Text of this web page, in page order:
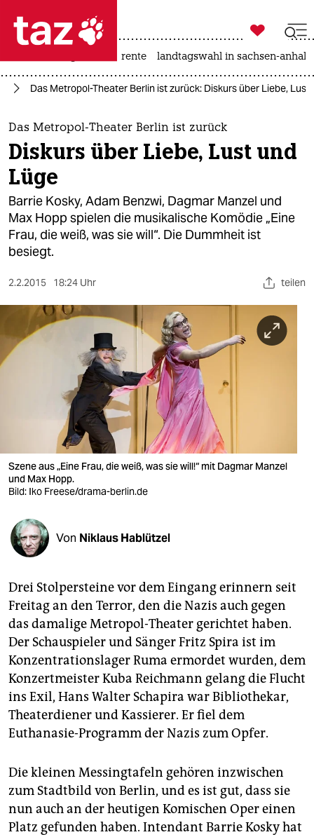
 taz zahl ich
taz zahl ich
themen
politik
öko
gesellschaft
kultur
sport
berlin
nord
veranstaltungen
shop
fragen & hilfe
unterstützen
genossenschaft
epaper login

taz zahl ich
rente landtagswahl in sachsen-anhalt
Das Metropol-Theater Berlin ist zurück: Diskurs über Liebe, Lust
Das Metropol-Theater Berlin ist zurück
Diskurs über Liebe, Lust und
Lüge
Barrie Kosky, Adam Benzwi, Dagmar Manzel und
Max Hopp spielen die musikalische Komödie „Eine
Frau, die weiß, was sie will“. Die Dummheit ist
besiegt.
2.2.2015 18:24 Uhr teilen
Szene aus „Eine Frau, die weiß, was sie will!“ mit Dagmar Manzel
und Max Hopp.
Bild: Iko Freese/drama-berlin.de
Von Niklaus Hablützel
Drei Stolpersteine vor dem Eingang erinnern seit
Freitag an den Terror, den die Nazis auch gegen
das damalige Metropol-Theater gerichtet haben.
Der Schauspieler und Sänger Fritz Spira ist im
Konzentrationslager Ruma ermordet wurden, dem
Konzertmeister Kuba Reichmann gelang die Flucht
ins Exil, Hans Walter Schapira war Bibliothekar,
Theaterdiener und Kassierer. Er fiel dem
Euthanasie-Programm der Nazis zum Opfer.
Die kleinen Messingtafeln gehören inzwischen
zum Stadtbild von Berlin, und es ist gut, dass sie
nun auch an der heutigen Komischen Oper einen
Platz gefunden haben. Intendant Barrie Kosky hat